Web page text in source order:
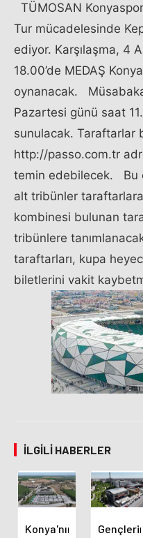
TÜMOSAN
Tur mücadelesinde
ediyor. Karşılaşma, 4
18.00’de MEDAŞ
oynanacak.
Pazartesi günü saat
sunulacak. Taraftarlar
http://passo.com.tr
temin edebilecek. Bu
alt tribünler
kombinesi bulunan
tribünlere
taraftarları, kupa
biletlerini vakit
İLGILI HABERLER
Konya'nın
Gençlerin